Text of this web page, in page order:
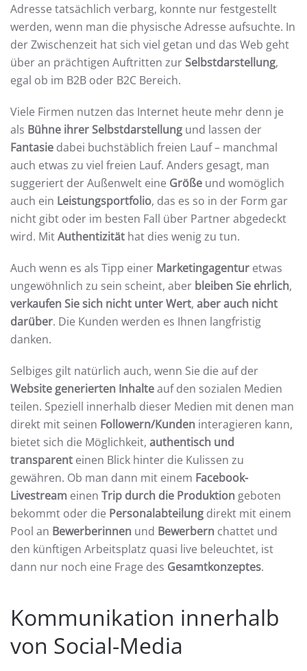
Adresse tatsächlich verbarg, konnte nur festgestellt
werden, wenn man die physische Adresse aufsuchte. In
der Zwischenzeit hat sich viel getan und das Web geht
über an prächtigen Auftritten zurSelbstdarstellung,
egal ob im B2B oder B2C Bereich.
Viele Firmen nutzen das Internet heute mehr denn je
als Bühne ihrer Selbstdarstellung und lassen der
Fantasie dabei buchstäblich freien Lauf – manchmal
auch etwas zu viel freien Lauf. Anders gesagt, man
suggeriert der Außenwelt eine Größe und womöglich
auch ein Leistungsportfolio, das es so in der Form gar
nicht gibt oder im besten Fall über Partner abgedeckt
wird. MitAuthentizität hat dies wenig zu tun.
Auch wenn es als Tipp einer Marketingagentur etwas
ungewöhnlich zu sein scheint, aber bleiben Sie ehrlich,
verkaufen Sie sich nicht unter Wert, aber auch nicht
darüber. Die Kunden werden es Ihnen langfristig
danken.
Selbiges gilt natürlich auch, wenn Sie die auf der
Website generierten Inhalteauf den sozialen Medien
teilen. Speziell innerhalb dieser Medien mit denen man
direkt mit seinen Followern/Kunden interagieren kann,
bietet sich die Möglichkeit, authentisch und
transparent einen Blick hinter die Kulissen zu
gewähren. Ob man dann mit einem Facebook-
Livestream einen Trip durch die Produktion geboten
bekommt oder die Personalabteilung direkt mit einem
Pool an Bewerberinnen und Bewerbern chattet und
den künftigen Arbeitsplatz quasi live beleuchtet, ist
dann nur noch eine Frage des Gesamtkonzeptes.
Kommunikation innerhalb
von Social-Media